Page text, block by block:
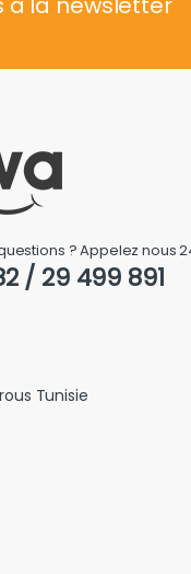
? Appelez nous
/ 29 499 891
Tunisie